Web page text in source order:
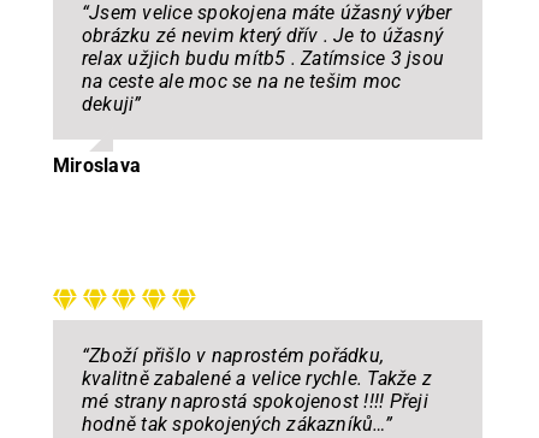
“Jsem velice spokojena máte úžasný výber
obrázku zé nevim který dřív . Je to úžasný
relax užjich budu mítb5 . Zatímsice 3 jsou
na ceste ale moc se na ne tešim moc
dekuji”
Miroslava
“Zboží přišlo v naprostém pořádku,
kvalitně zabalené a velice rychle. Takže z
mé strany naprostá spokojenost !!!! Přeji
hodně tak spokojených zákazníků…”